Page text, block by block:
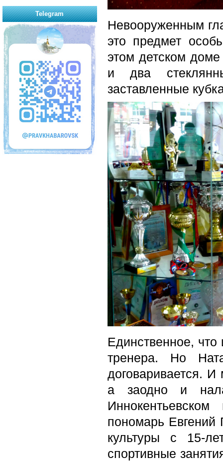
Невооруженным
это предмет
этом детском
и два
заставленные
Единственное, что
тренера. Но
договаривается.
а заодно и
пономарь Евгений
культуры c 15-
спортивные
Telegram